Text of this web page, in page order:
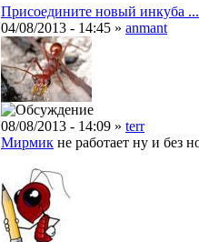
Присоедините новый инкуба ...
04/08/2013 - 14:45 » anmant
08/08/2013 - 14:09 » terr
Мирмик не работает ну и без